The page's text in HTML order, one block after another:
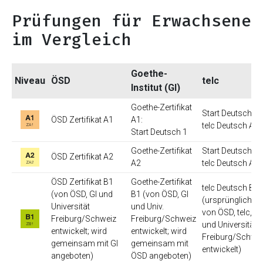
Prüfungen für Erwachsene
im Vergleich
Niveau ÖSD
Goethe-
Institut (GI)
telc
ÖSD Zertifikat A1
Goethe-Zertifikat
A1:
Start Deutsch 1
Start Deutsch 1 /
telc Deutsch A1
ÖSD Zertifikat A2
Goethe-Zertifikat
A2
Start Deutsch 2 /
telc Deutsch A2
ÖSD Zertifikat B1
(von ÖSD, GI und
Universität
Freiburg/Schweiz
entwickelt; wird
gemeinsam mit GI
angeboten)
Goethe-Zertifikat
B1 (von ÖSD, GI
und Univ.
Freiburg/Schweiz
entwickelt; wird
gemeinsam mit
ÖSD angeboten)
telc Deutsch B1
(ursprünglich
von ÖSD, telc, GI
und Universität
Freiburg/
entwickelt)